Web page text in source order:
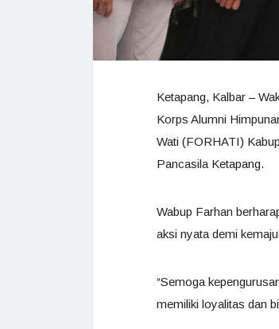
Ketapang, Kalbar –
Korps Alumni
Wati (FORHATI)
Pancasila Ketapang.
Wabup Farhan
aksi nyata demi
“Semoga
memiliki loyalitas dan